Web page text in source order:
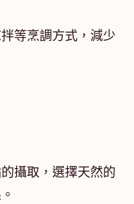
等烹調方式，減少
攝取，選擇天然的